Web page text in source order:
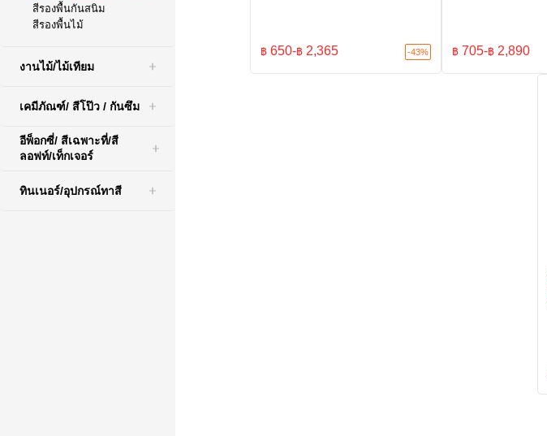
สีรองพื้นกันสนิม
สีรองพื้นไม้
งานไม้/ไม้เทียม
เคมีภัณฑ์/ สีโป๊ว / กันซึม
อีพ็อกซี่/ สีเฉพาะที่/สี
ลอฟท์/เท็กเจอร์
ทินเนอร์/อุปกรณ์ทาสี
฿ 650-฿ 2,365 -43% ฿ 705-฿ 2,890